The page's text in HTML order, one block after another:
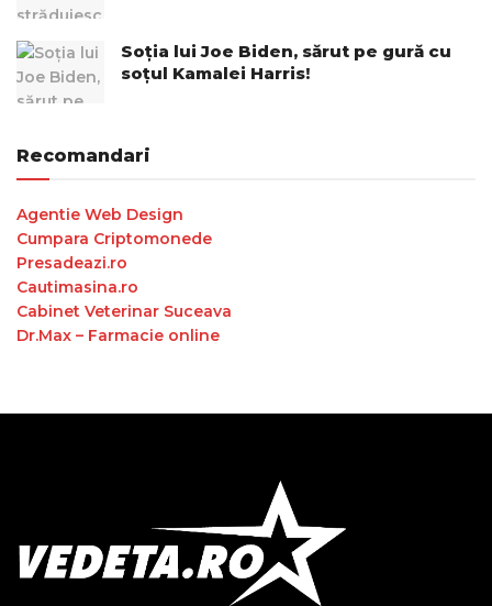
Soția lui Joe Biden, sărut pe gură cu
soțul Kamalei Harris!
Recomandari
Agentie Web Design
Cumpara Criptomonede
Presadeazi.ro
Cautimasina.ro
Cabinet Veterinar Suceava
Dr.Max – Farmacie online